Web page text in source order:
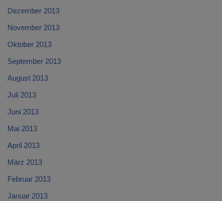
Dezember 2013
November 2013
Oktober 2013
September 2013
August 2013
Juli 2013
Juni 2013
Mai 2013
April 2013
März 2013
Februar 2013
Januar 2013